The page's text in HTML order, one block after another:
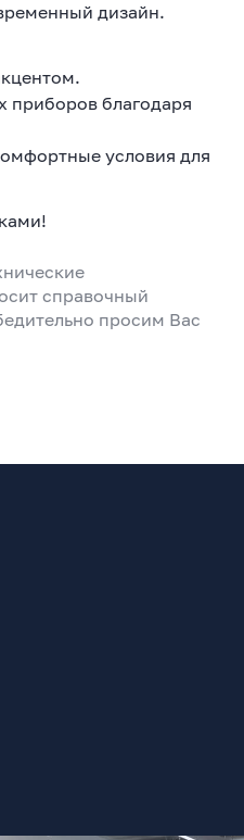
дизайн.
приборов благодаря
условия для
справочный
просим Вас